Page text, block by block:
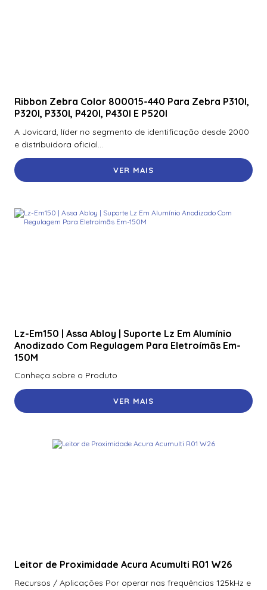
Ribbon Zebra Color 800015-440 Para Zebra P310I,
P320I, P330I, P420I, P430I E P520I
A Jovicard, líder no segmento de identificação desde 2000
e distribuidora oficial...
VER MAIS
Lz-Em150 | Assa Abloy | Suporte Lz Em Alumínio
Anodizado Com Regulagem Para Eletroímãs Em-
150M
Conheça sobre o Produto
VER MAIS
Leitor de Proximidade Acura Acumulti R01 W26
Recursos / Aplicações Por operar nas frequências 125kHz e